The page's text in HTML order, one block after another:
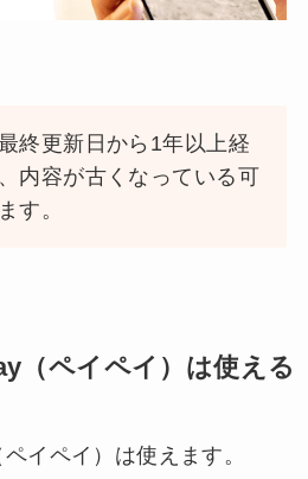
終更新日から1年以上経
内容が古くなっている可
す。
（ペイペイ）は使える
イペイ）は使えます。